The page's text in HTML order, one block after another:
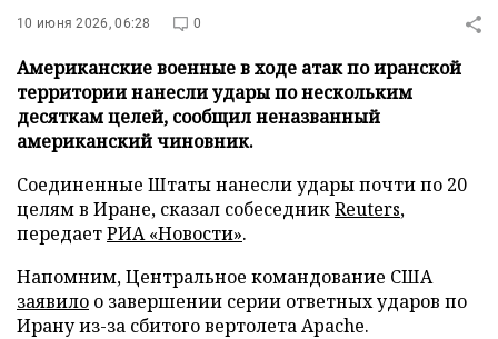
10 июня 2026, 06:28 0
Американские военные в ходе атак по иранской
территории нанесли удары по нескольким
десяткам целей, сообщил неназванный
американский чиновник.
Соединенные Штаты нанесли удары почти по 20
целям в Иране, сказал собеседникReuters,
передаетРИА «Новости».
Напомним, Центральное командование США
заявило о завершении серии ответных ударов по
Ирану из-за сбитого вертолета Apache.